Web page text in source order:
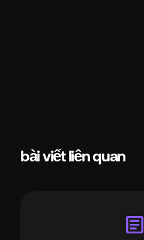
bài viết liên quan
article